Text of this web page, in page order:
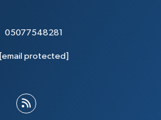
05077548281
[email protected]